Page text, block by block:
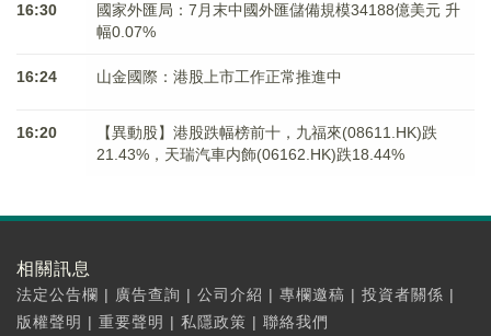
16:30
國家外匯局：7月末中國外匯儲備規模34188億美元 升
幅0.07%
16:24 山金國際：港股上市工作正常推進中
16:20
【異動股】港股跌幅榜前十，九福來(08611.HK)跌
21.43%，天瑞汽車内飾(06162.HK)跌18.44%
相關訊息
法定公告欄 | 廣告查詢 | 公司介紹 | 專欄邀稿 | 投資者關係 |
版權聲明 | 重要聲明 | 私隱政策 | 聯絡我們